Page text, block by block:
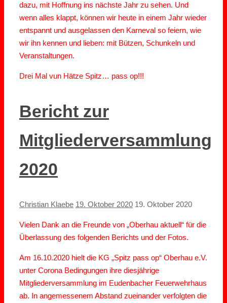
dazu, mit Hoffnung ins nächste Jahr zu sehen. Und
wenn alles klappt, können wir heute in einem Jahr wieder
entspannt und ausgelassen den Karneval so feiern, wie
wir ihn kennen und lieben: mit Bützen, Schunkeln und
Veranstaltungen.
Drei Mal vun Hätze Spitz… pass op!!!
Bericht zur
Mitgliederversammlung
2020
Christian Klaebe 19. Oktober 2020 19. Oktober 2020
Vielen Dank an die Freunde von „Oberhau aktuell“ für die
Überlassung des folgenden Berichts und der Fotos.
Am 16.10.2020 hielt die KG „Spitz pass op“ Oberhau e.V.
unter Corona Bedingungen ihre diesjährige
Mitgliederversammlung im Eudenbacher Feuerwehrhaus
ab. In angemessenem Abstand zueinander verfolgten die